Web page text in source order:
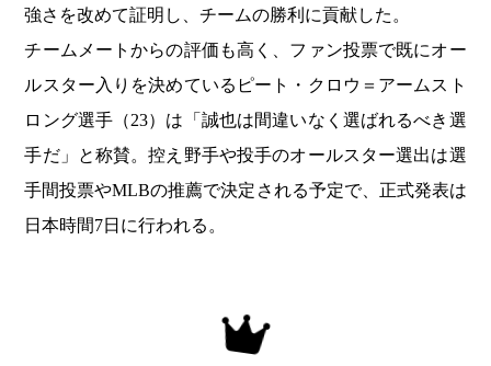
強さを改めて証明し、チームの勝利に貢献した。
チームメートからの評価も高く、ファン投票で既にオー
ルスター入りを決めているピート・クロウ＝アームスト
ロング選手（23）は「誠也は間違いなく選ばれるべき選
手だ」と称賛。控え野手や投手のオールスター選出は選
手間投票やMLBの推薦で決定される予定で、正式発表は
日本時間7日に行われる。